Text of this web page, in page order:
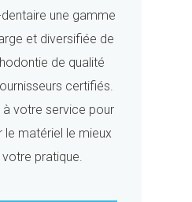
une gamme
et diversifiée de
de qualité
certifiés.
votre service pour
le matériel le mieux
pratique.